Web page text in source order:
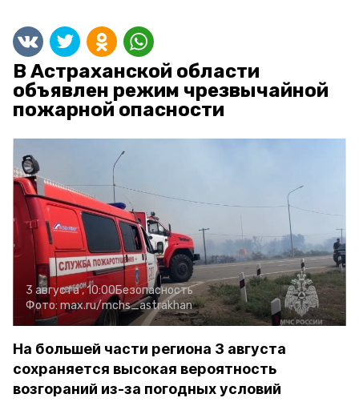
В Астраханской области
объявлен режим чрезвычайной
пожарной опасности
3 августа , 10:00Безопасность
Фото: max.ru/mchs_astrakhan
На большей части региона 3 августа
сохраняется высокая вероятность
возгораний из-за погодных условий